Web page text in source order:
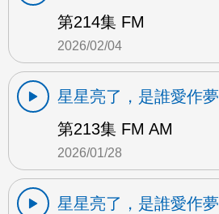
第214集 FM
2026/02/04
星星亮了，是誰愛作夢
第213集 FM AM
2026/01/28
星星亮了，是誰愛作夢